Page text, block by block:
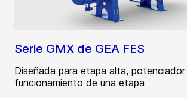
Serie GMX de GEA FES
Diseñada para etapa alta,
funcionamiento de una etapa